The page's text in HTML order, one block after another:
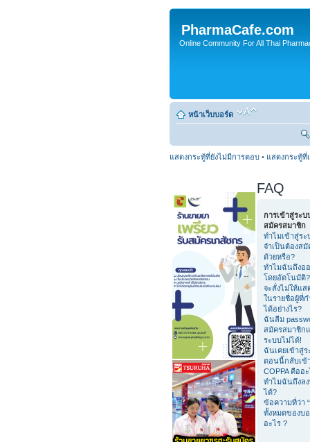
PharmaCafe.com
Online Community For All Thai
หน้าเว็บบอร์ด
แสดงกระทู้ที่ยังไม่มีการตอบ • แสดงกระทู้ที่
FAQ
การเข้าสู่ระบ
สมัครสมาชิก
ทำไมเข้าสู่ระ
จำเป็นต้องส
ด้วยหรือ?
ทำไมฉันถึงอ
โดยอัตโนมัติ?
จะสั่งไม่ให้แ
ในรายชื่อผู้ที่ก
ได้อย่างไร?
ฉันลืม
สมัครสมาชิก
ระบบไม่ได้!
ฉันเคยเข้าสู่
ตอนนี้กลับเข้
COPPA คืออ
ทำไมฉันถึงล
ได้?
ข้อความที่ว่า
ทั้งหมดของบ
อะไร ?